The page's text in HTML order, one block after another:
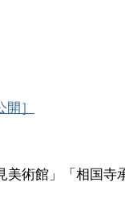
］
術館」「相国寺